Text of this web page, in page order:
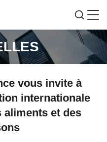
vous invite à
internationale
aliments et des